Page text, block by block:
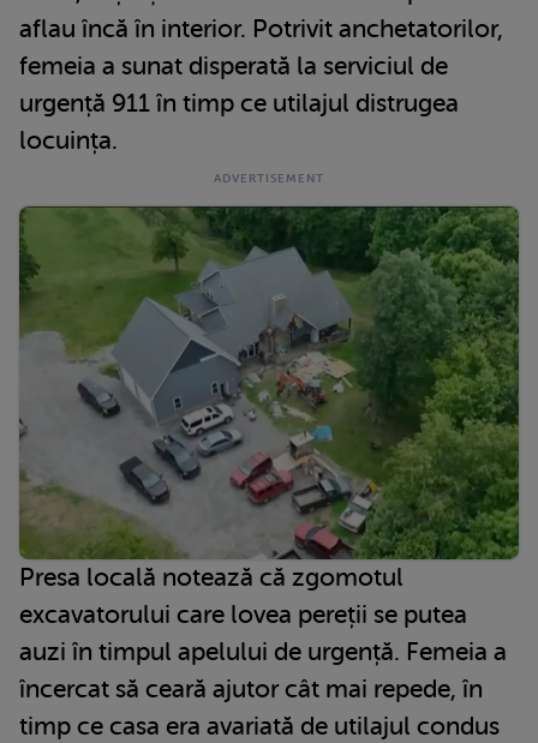
aflau încă în interior. Potrivit anchetatorilor,
femeia a sunat disperată la serviciul de
urgență 911 în timp ce utilajul distrugea
locuința.
Presa locală notează că zgomotul
excavatorului care lovea pereții se putea
auzi în timpul apelului de urgență. Femeia a
încercat să ceară ajutor cât mai repede, în
timp ce casa era avariată de utilajul condus